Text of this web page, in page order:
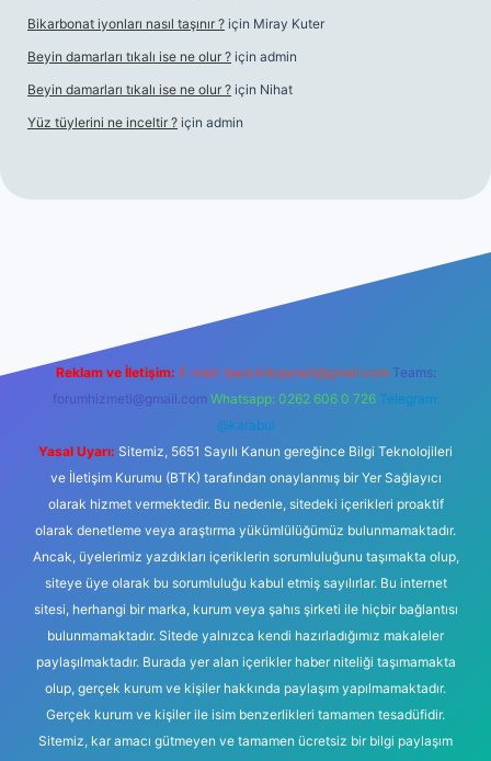
Bikarbonat iyonları nasıl taşınır ? için Miray Kuter
Beyin damarları tıkalı ise ne olur ? için admin
Beyin damarları tıkalı ise ne olur ? için Nihat
Yüz tüylerini ne inceltir ? için admin
Reklam ve İletişim: E-mail: backlinkpaneli@gmail.com Teams:
forumhizmeti@gmail.com Whatsapp: 0262 606 0 726 Telegram:
@karabul
Yasal Uyarı: Sitemiz, 5651 Sayılı Kanun gereğince Bilgi Teknolojileri
ve İletişim Kurumu (BTK) tarafından onaylanmış bir Yer Sağlayıcı
olarak hizmet vermektedir. Bu nedenle, sitedeki içerikleri proaktif
olarak denetleme veya araştırma yükümlülüğümüz bulunmamaktadır.
Ancak, üyelerimiz yazdıkları içeriklerin sorumluluğunu taşımakta olup,
siteye üye olarak bu sorumluluğu kabul etmiş sayılırlar. Bu internet
sitesi, herhangi bir marka, kurum veya şahıs şirketi ile hiçbir bağlantısı
bulunmamaktadır. Sitede yalnızca kendi hazırladığımız makaleler
paylaşılmaktadır. Burada yer alan içerikler haber niteliği taşımamakta
olup, gerçek kurum ve kişiler hakkında paylaşım yapılmamaktadır.
Gerçek kurum ve kişiler ile isim benzerlikleri tamamen tesadüfidir.
Sitemiz, kar amacı gütmeyen ve tamamen ücretsiz bir bilgi paylaşım